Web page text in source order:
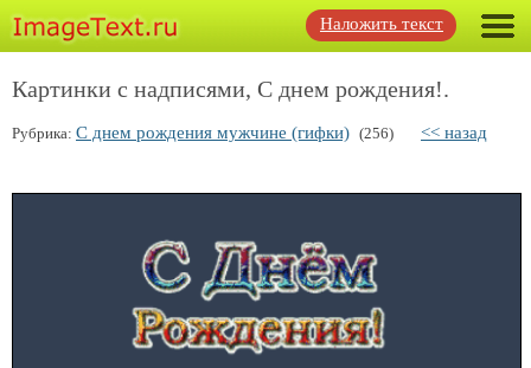
Наложить текст
Картинки с надписями, С днем рождения!.
Рубрика: С днем рождения мужчине (гифки) (256) << назад